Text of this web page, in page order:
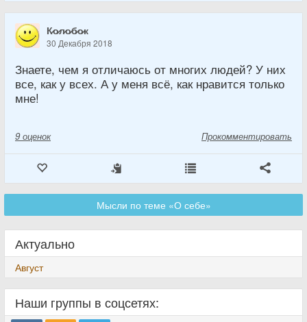
К̷о̷л̷о̷б̷о̷к
30 Декабря 2018
Знаете, чем я отличаюсь от многих людей? У них
все, как у всех. А у меня всё, как нравится только
мне!
9 оценок Прокомментировать
Мысли по теме «О себе»
Актуально
Август
Наши группы в соцсетях: